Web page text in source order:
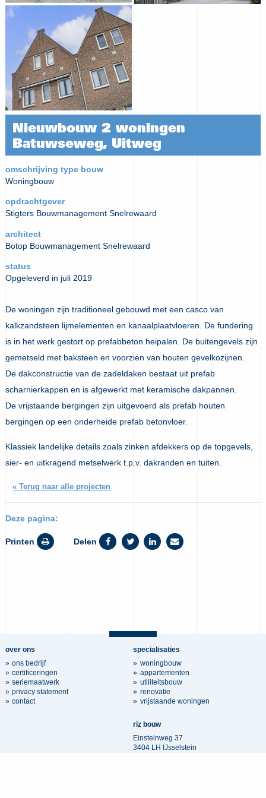
Nieuwbouw 2 woningen
Batuwseweg, Uitweg
omschrijving type bouw
Woningbouw
opdrachtgever
Stigters Bouwmanagement Snelrewaard
architect
Botop Bouwmanagement Snelrewaard
status
Opgeleverd in juli 2019
De woningen zijn traditioneel gebouwd met een casco van
kalkzandsteen lijmelementen en kanaalplaatvloeren. De fundering
is in het werk gestort op prefabbeton heipalen. De buitengevels zijn
gemetseld met baksteen en voorzien van houten gevelkozijnen.
De dakconstructie van de zadeldaken bestaat uit prefab
scharnierkappen en is afgewerkt met keramische dakpannen.
De vrijstaande bergingen zijn uitgevoerd als prefab houten
bergingen op een onderheide prefab betonvloer.
Klassiek landelijke details zoals zinken afdekkers op de topgevels,
sier- en uitkragend metselwerk t.p.v. dakranden en tuiten.
« Terug naar alle projecten
Deze pagina:
Printen Delen
over ons
ons bedrijf
certificeringen
seriemaatwerk
privacy statement
contact
specialisaties
woningbouw
appartementen
utiliteitsbouw
renovatie
vrijstaande woningen
riz bouw
Einsteinweg 37
3404 LH IJsselstein